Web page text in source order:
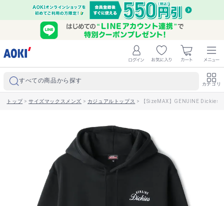
すべての商品から探す カテゴリ
トップ>サイズマックスメンズ > カジュアルトップス > 【SizeMAX】GENUINE Dickies